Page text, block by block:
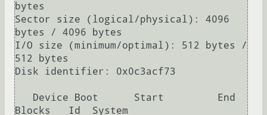
bytes
Sector size (logical/physical): 4096
bytes / 4096 bytes
I/O size (minimum/optimal): 512 bytes /
512 bytes
Disk identifier: 0x0c3acf73
Blocks   Id  System